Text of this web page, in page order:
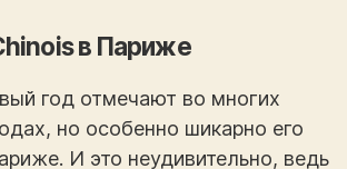
в Париже
год отмечают во многих
но особенно шикарно его
И это неудивительно, ведь